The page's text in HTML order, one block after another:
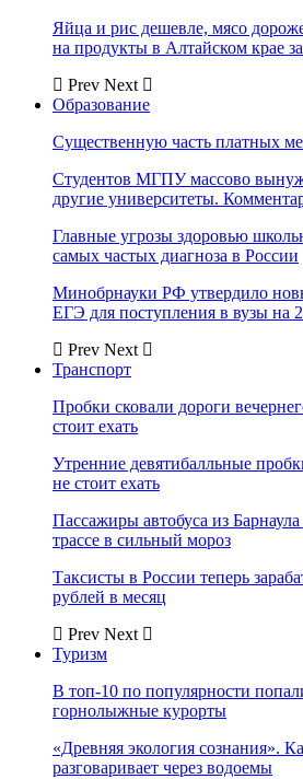
Яйца и рис дешевле, мясо
на продукты в Алтайском крае
Prev Next
Образование
Существенную часть платных
Студентов МГПУ массово
другие университеты.
Главные угрозы здоровью
самых частых диагноза в России
Минобрнауки РФ утвердило
ЕГЭ для поступления в вузы на
Prev Next
Транспорт
Пробки сковали дороги
стоит ехать
Утренние девятибалльные
не стоит ехать
Пассажиры автобуса из
трассе в сильный мороз
Таксисты в России теперь
рублей в месяц
Prev Next
Туризм
В топ-10 по популярности
горнолыжные курорты
«Древняя экология сознания».
разговаривает через водоемы